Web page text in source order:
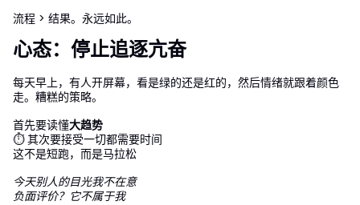
流程 > 结果。永远如此。
心态：停止追逐亢奋
每天早上，有人开屏幕，看是绿的还是红的，然后情绪就跟着颜色
走。糟糕的策略。
首先要读懂大趋势
⏱ 其次要接受一切都需要时间
这不是短跑，而是马拉松
今天别人的目光我不在意
负面评价？它不属于我